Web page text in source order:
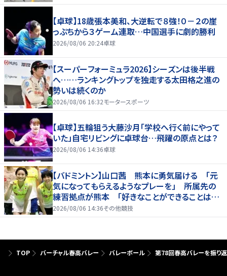
【卓球】18歳張本美和、大逆転で８強！０－２の崖
っぷちから３ゲーム連取…中国選手に劇的勝利
2026/08/06 20:24卓球
【スーパーフォーミュラ2026】シーズンは後半戦
へ……ランキングトップを独走する太田格之進の
勢いは続くのか
2026/08/06 16:32モータースポーツ
【卓球】五輪狙う大藤沙月「学校へ行く前にやって
いた」自宅リビングに卓球台…飛躍の原点とは？
2026/08/06 14:36卓球
【バドミントン】山口茜 熊本に勇気届ける 「元
気になってもらえるようなプレーを」 所属先の
練習拠点が熊本 「好きなことができることは当
たり前じゃない」
2026/08/06 14:36その他競技
TOP バーチャル春高バレー バレーボール 第78回春高バレーを振り返